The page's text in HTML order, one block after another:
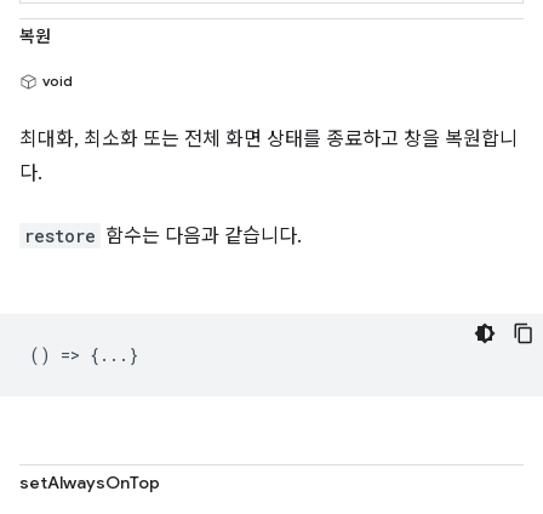
복원
void
최대화, 최소화 또는 전체 화면 상태를 종료하고 창을 복원합니
다.
restore 함수는 다음과 같습니다.
() => {...}
setAlwaysOnTop